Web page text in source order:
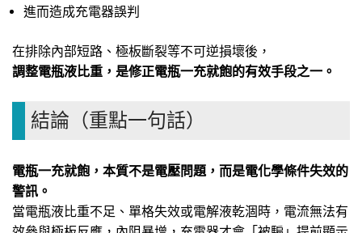
進而造成充電器誤判
在排除內部短路、極板斷裂等不可逆損壞後，
調整電瓶液比重，是修正電瓶一充就飽的有效手段之一。
結論（重點一句話）
電瓶一充就飽，本質不是電壓問題，而是電化學條件失效的
警訊。
當電瓶液比重不足、單格失效或電解液乾涸時，電流無法有